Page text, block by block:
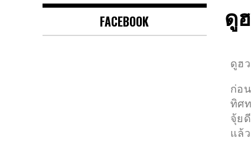
ฮวงจุ้ย ซินแสกาก้
า
ขายและตรวจแปลนบ้านฮวงจุ้ย ดูฮ
วงจุ้ย ดูดวงชะตา โลโก้ฮวงจุ้ย เขียน
ยันต์เสริมดวง
ดู
ดูฮ
ก่อ
ทิศ
จุ้ย
แล้
FACEBOOK